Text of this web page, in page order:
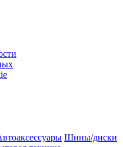
Шины/диски